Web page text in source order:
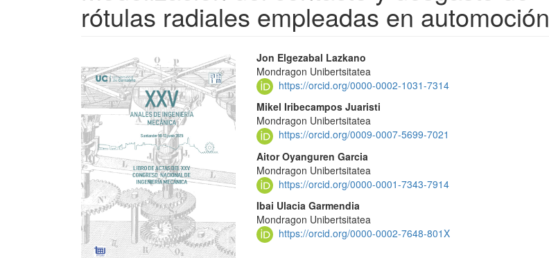
rótulas radiales empleadas en automoción
Barra
lateral
del
artículo
Contenido
principal
del
artículo
Jon Elgezabal Lazkano
Mondragon Unibertsitatea
https://orcid.org/0000-0002-1031-7314
Mikel Iribecampos Juaristi
Mondragon Unibertsitatea
https://orcid.org/0009-0007-5699-7021
Aitor Oyanguren Garcia
Mondragon Unibertsitatea
https://orcid.org/0000-0001-7343-7914
Ibai Ulacia Garmendia
Mondragon Unibertsitatea
https://orcid.org/0000-0002-7648-801X